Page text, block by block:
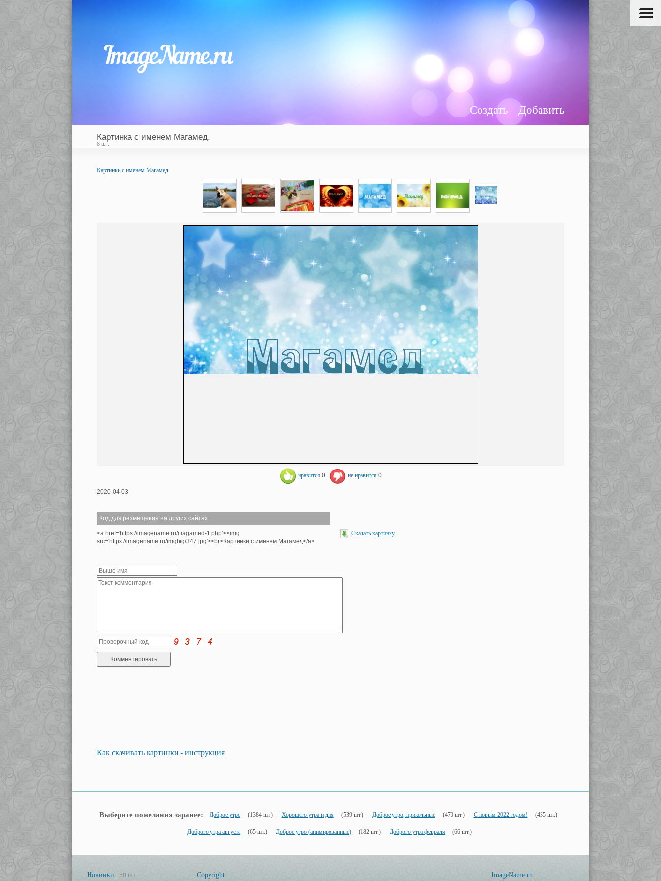
Добавить
Создать
Картинка с именем Магамед.
8 шт.
Картинки с именем Магамед
нравится 0 не нравится 0
2020-04-03
Код для размещения на других сайтах
<a href='https://imagename.ru/magamed-1.php'><img
src='https://imagename.ru/imgbig/347.jpg'><br>Картинки с именем Магамед</a>
Скачать картинку
Как скачивать картинки - инструкция
Выберите пожелания заранее: Доброе утро (1384 шт.) Хорошего утра и дня (539 шт.) Доброе утро, прикольные (470 шт.) С новым 2022 годом! (435 шт.)
Доброго утра августа (65 шт.) Доброе утро (анимированные) (182 шт.) Доброго утра февраля (66 шт.)
Новинки 50 шт. Copyright ImageName.ru